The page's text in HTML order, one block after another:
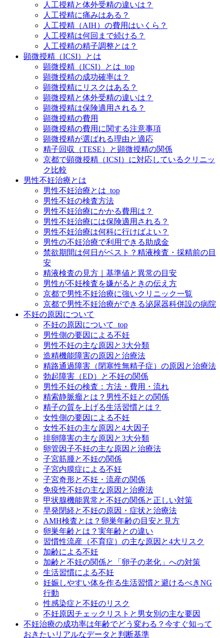
人工授精と体外受精の違いは？
人工授精に痛みはある？
人工授精（AIH）の費用はいくら？
人工授精は何回まで続ける？
人工授精の精子調整とは？
顕微授精（ICSI）とは
顕微授精（ICSI）とは_top
顕微授精の成功確率は？
顕微授精にリスクはある？
顕微授精と体外受精の違いは？
顕微授精は保険適用される？
顕微授精の費用
顕微授精の費用に関する注意事項
顕微授精が選ばれる理由と適応
精子回収（TESE）と顕微授精の関係
京都で顕微授精（ICSI）に対応しているクリニッ
ク比較
男性不妊治療とは
男性不妊治療とは_top
男性不妊の検査方法
男性不妊治療にかかる費用は？
男性不妊治療には保険適用される？
男性不妊治療は何科に行けばよい？
男性の不妊治療で利用できる助成金
禁欲期間は何日がベスト？精液検査・採精前の目
安
精液検査の見方｜基準値と異常の目安
男性が不妊検査を嫌がるときの伝え方
京都で男性不妊治療に強いクリニック一覧
京都で男性不妊治療ができる泌尿器科併設の病院
不妊の原因について
不妊の原因について_top
男性側の要因による不妊
男性不妊の主な原因と3大分類
造精機能障害の原因と治療法
精路通過障害（閉塞性無精子症）の原因と治療法
勃起障害（ED）と不妊の関係
男性不妊の検査：方法・費用・流れ
精索静脈瘤とは？男性不妊との関係
精子の質を上げる生活習慣とは？
女性側の要因による不妊
女性不妊の主な原因と4大因子
排卵障害の主な原因と3大分類
卵管因子不妊の主な原因と治療法
子宮筋腫と不妊の関係
子宮内膜症による不妊
子宮奇形と不妊・流産の関係
免疫性不妊の主な原因と治療法
甲状腺機能異常と不妊の関係と正しい対策
早発閉経と不妊の原因・症状と治療法
AMH検査とは？卵巣年齢の目安と見方
卵巣年齢とは？実年齢との違い
習慣性流産（不育症）の主な原因と4大リスク
加齢による不妊
加齢と不妊の関係と「卵子の老化」への対策
生活習慣による不妊
妊娠しやすい体を作る生活習慣と避けるべきNG
行動
性感染症と不妊のリスク
不妊原因チェックリストと男女別の主な要因
不妊治療の成功率は年齢でどう変わる？今すぐ知って
おきたいリアルなデータと判断基準